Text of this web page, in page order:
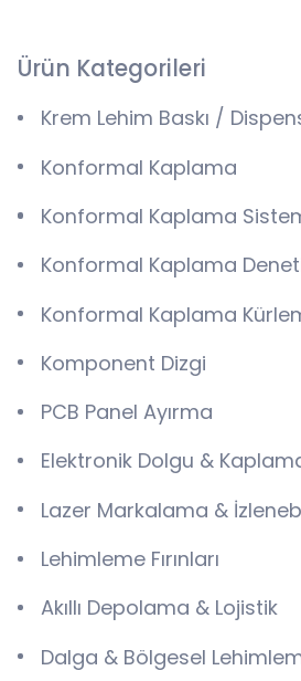
Ürün Kategorileri
Krem Lehim Baskı /
Konformal Kaplama
Konformal Kaplama
Konformal Kaplama
Konformal Kaplama
Komponent Dizgi
PCB Panel Ayırma
Elektronik Dolgu &
Lazer Markalama &
Lehimleme Fırınları
Akıllı Depolama & Lojistik
Dalga & Bölgesel